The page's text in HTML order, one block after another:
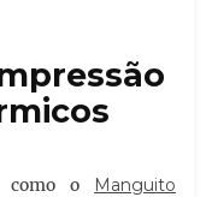
como o
Manguito